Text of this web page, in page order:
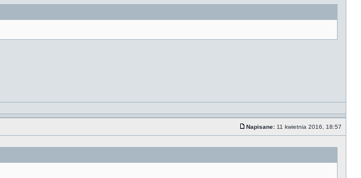
Napisane: 11 kwietnia 2016, 18:57